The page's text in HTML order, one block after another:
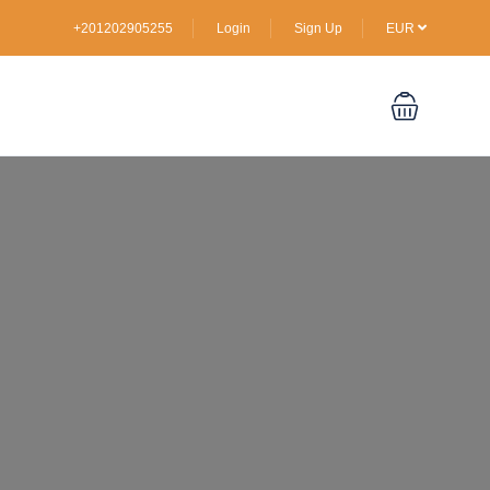
+201202905255 Login Sign Up EUR